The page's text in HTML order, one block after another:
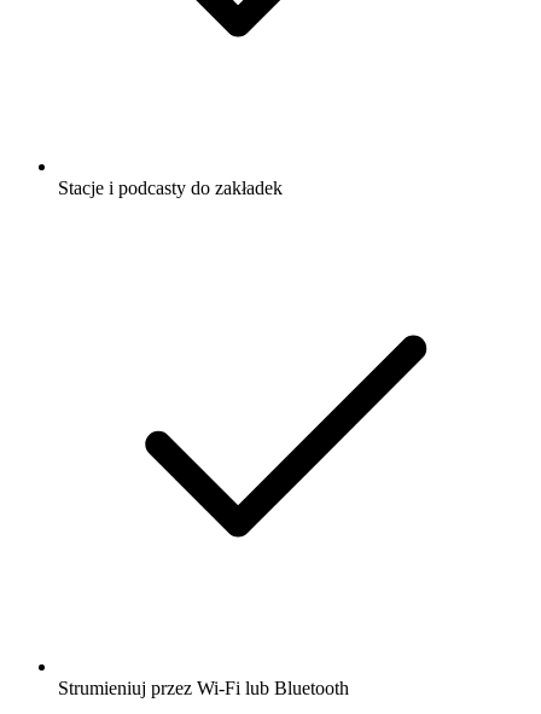
Stacje i podcasty do zakładek
Strumieniuj przez Wi-Fi lub Bluetooth